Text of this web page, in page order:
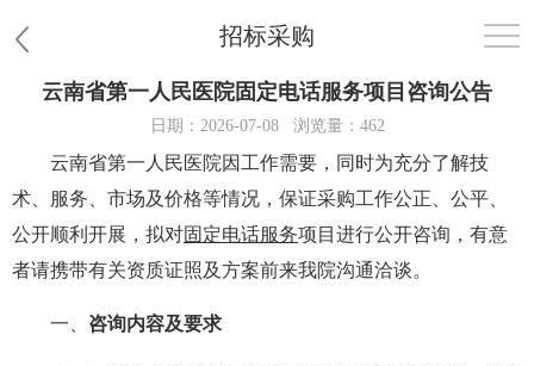
招标采购
首页
医院概况
患者服务
云南省第一人民医院固定电话服务项目咨询公告
日期：2026-07-08 浏览量：462
云南省第一人民医院因工作需要，同时为充分了解技
术、服务、市场及价格等情况，保证采购工作公正、公平、
公开顺利开展，拟对固定电话服务项目进行公开咨询，有意
者请携带有关资质证照及方案前来我院沟通洽谈。
一、 咨询内容及要求